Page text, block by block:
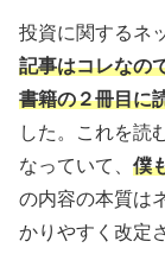
投資に関するネ
記事はコレなの
書籍の２冊目に
した。これを読
なっていて、 僕
の内容の本質は
かりやすく改定